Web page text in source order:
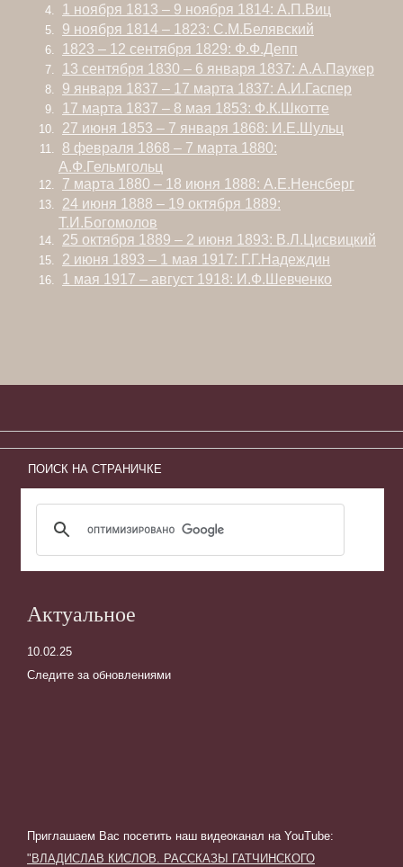
1 ноября 1813 – 9 ноября 1814: А.П.Виц
9 ноября 1814 – 1823: С.М.Белявский
1823 – 12 сентября 1829: Ф.Ф.Депп
13 сентября 1830 – 6 января 1837: А.А.Паукер
9 января 1837 – 17 марта 1837: А.И.Гаспер
17 марта 1837 – 8 мая 1853: Ф.К.Шкотте
27 июня 1853 – 7 января 1868: И.Е.Шульц
8 февраля 1868 – 7 марта 1880:
А.Ф.Гельмгольц
7 марта 1880 – 18 июня 1888: А.Е.Ненсберг
24 июня 1888 – 19 октября 1889:
Т.И.Богомолов
25 октября 1889 – 2 июня 1893: В.Л.Цисвицкий
2 июня 1893 – 1 мая 1917: Г.Г.Надеждин
1 мая 1917 – август 1918: И.Ф.Шевченко
ПОИСК НА СТРАНИЧКЕ
Актуальное
10.02.25
Следите за обновлениями
Приглашаем Вас посетить наш видеоканал на YouTube:
"ВЛАДИСЛАВ КИСЛОВ. РАССКАЗЫ ГАТЧИНСКОГО